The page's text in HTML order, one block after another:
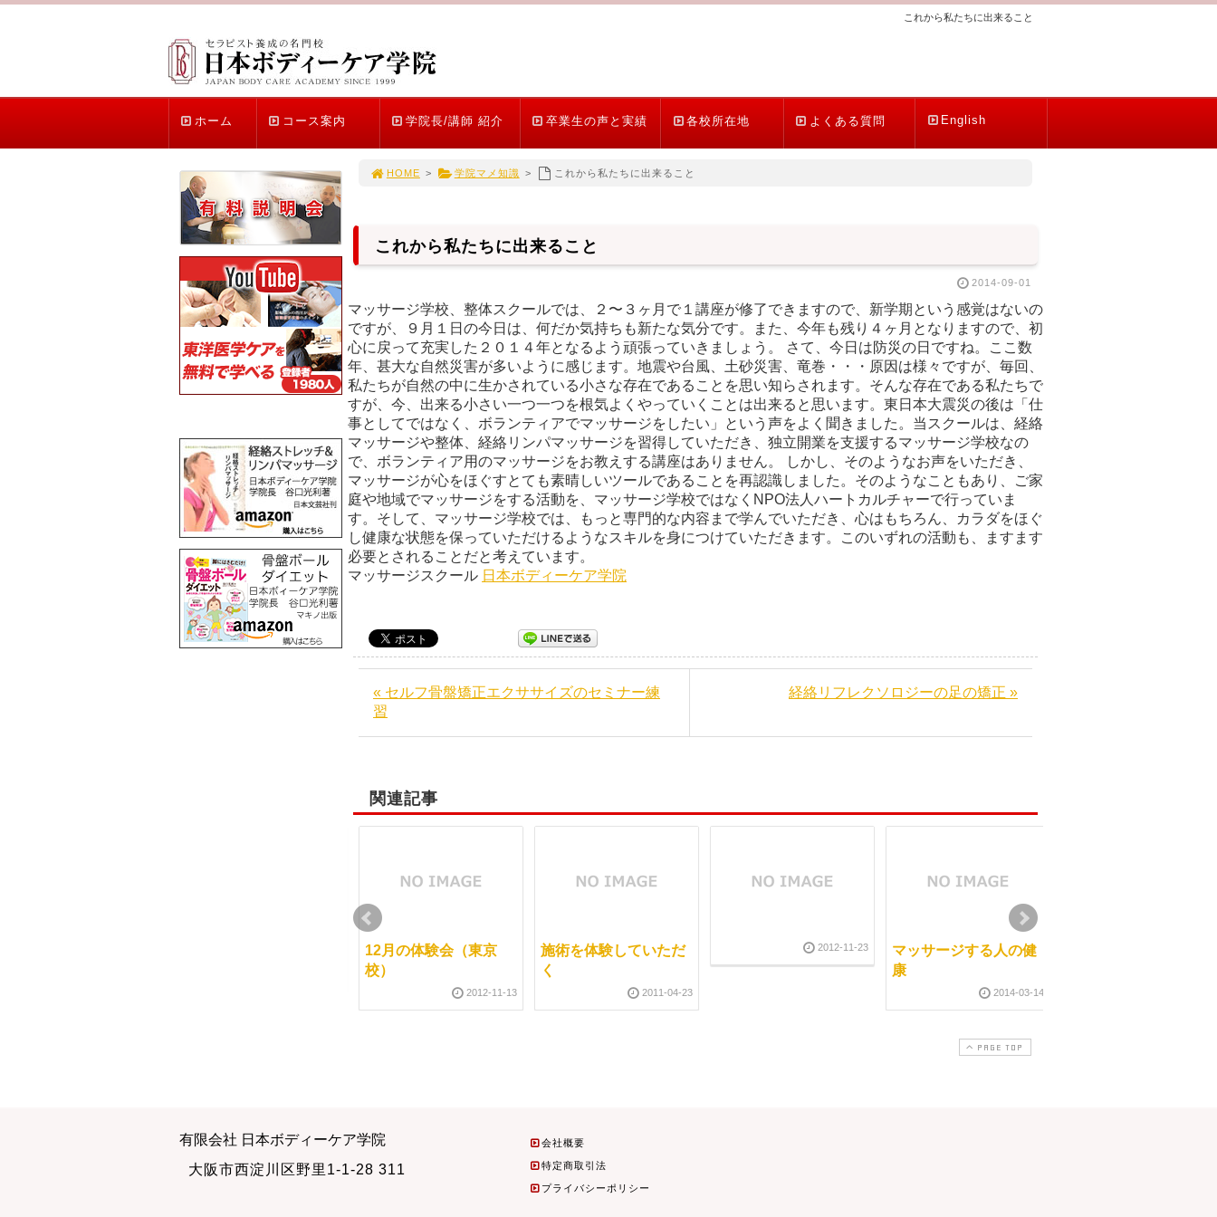
これから私たちに出来ること
ホーム コース案内 学院長/講師 紹介 卒業生の声と実績 各校所在地 よくある質問 English
HOME > 学院マメ知識 > これから私たちに出来ること
これから私たちに出来ること
2014-09-01
マッサージ学校、整体スクールでは、２〜３ヶ月で１講座が修了できますので、新学期という感覚はないの
ですが、９月１日の今日は、何だか気持ちも新たな気分です。また、今年も残り４ヶ月となりますので、初
心に戻って充実した２０１４年となるよう頑張っていきましょう。 さて、今日は防災の日ですね。ここ数
年、甚大な自然災害が多いように感じます。地震や台風、土砂災害、竜巻・・・原因は様々ですが、毎回、
私たちが自然の中に生かされている小さな存在であることを思い知らされます。そんな存在である私たちで
すが、今、出来る小さい一つ一つを根気よくやっていくことは出来ると思います。東日本大震災の後は「仕
事としてではなく、ボランティアでマッサージをしたい」という声をよく聞きました。当スクールは、経絡
マッサージや整体、経絡リンパマッサージを習得していただき、独立開業を支援するマッサージ学校なの
で、ボランティア用のマッサージをお教えする講座はありません。 しかし、そのようなお声をいただき、
マッサージが心をほぐすとても素晴しいツールであることを再認識しました。そのようなこともあり、ご家
庭や地域でマッサージをする活動を、マッサージ学校ではなくNPO法人ハートカルチャーで行っていま
す。そして、マッサージ学校では、もっと専門的な内容まで学んでいただき、心はもちろん、カラダをほぐ
し健康な状態を保っていただけるようなスキルを身につけていただきます。このいずれの活動も、ますます
必要とされることだと考えています。
マッサージスクール 日本ボディーケア学院
« セルフ骨盤矯正エクササイズのセミナー練
習
経絡リフレクソロジーの足の矯正 »
関連記事
12月の体験会（東京
校）
2012-11-13
施術を体験していただ
く
2011-04-23
2012-11-23
マッサージする人の健
康
2014-03-14
マッサージは指が痛く
2009-10-11 2017-07-21
PAGE TOP
有限会社 日本ボディーケア学院
大阪市西淀川区野里1-1-28 311
会社概要
特定商取引法
プライバシーポリシー